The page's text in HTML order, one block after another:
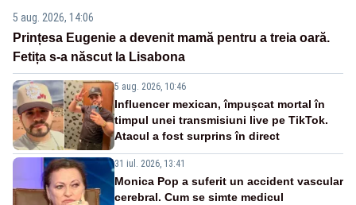
5 aug. 2026, 14:06
Prințesa Eugenie a devenit mamă pentru a treia oară.
Fetița s-a născut la Lisabona
5 aug. 2026, 10:46
Influencer mexican, împușcat mortal în
timpul unei transmisiuni live pe TikTok.
Atacul a fost surprins în direct
31 iul. 2026, 13:41
Monica Pop a suferit un accident vascular
cerebral. Cum se simte medicul